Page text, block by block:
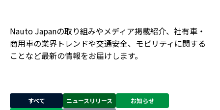
Nauto Japanの取り組みやメディア掲載紹介、社有車・
商用車の業界トレンドや交通安全、モビリティに関する
ことなど最新の情報をお届けします。
すべて ニュースリリース
お知らせ